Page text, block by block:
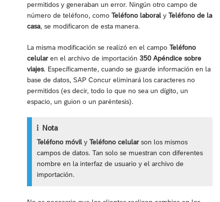
permitidos y generaban un error. Ningún otro campo de
número de teléfono, como Teléfono laboral y Teléfono de la
casa, se modificaron de esta manera.
La misma modificación se realizó en el campo Teléfono
celular en el archivo de importación 350 Apéndice sobre
viajes. Específicamente, cuando se guarde información en la
base de datos, SAP Concur eliminará los caracteres no
permitidos (es decir, todo lo que no sea un dígito, un
espacio, un guion o un paréntesis).
Nota
Teléfono móvil yTeléfono celular son los mismos
campos de datos. Tan solo se muestran con diferentes
nombre en la interfaz de usuario y el archivo de
importación.